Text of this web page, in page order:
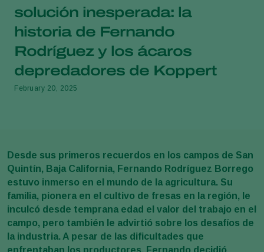
solución inesperada: la
historia de Fernando
Rodríguez y los ácaros
depredadores de Koppert
February 20, 2025
Desde sus primeros recuerdos en los campos de San
Quintín, Baja California, Fernando Rodríguez Borrego
estuvo inmerso en el mundo de la agricultura. Su
familia, pionera en el cultivo de fresas en la región, le
inculcó desde temprana edad el valor del trabajo en el
campo, pero también le advirtió sobre los desafíos de
la industria. A pesar de las dificultades que
enfrentaban los productores, Fernando decidió